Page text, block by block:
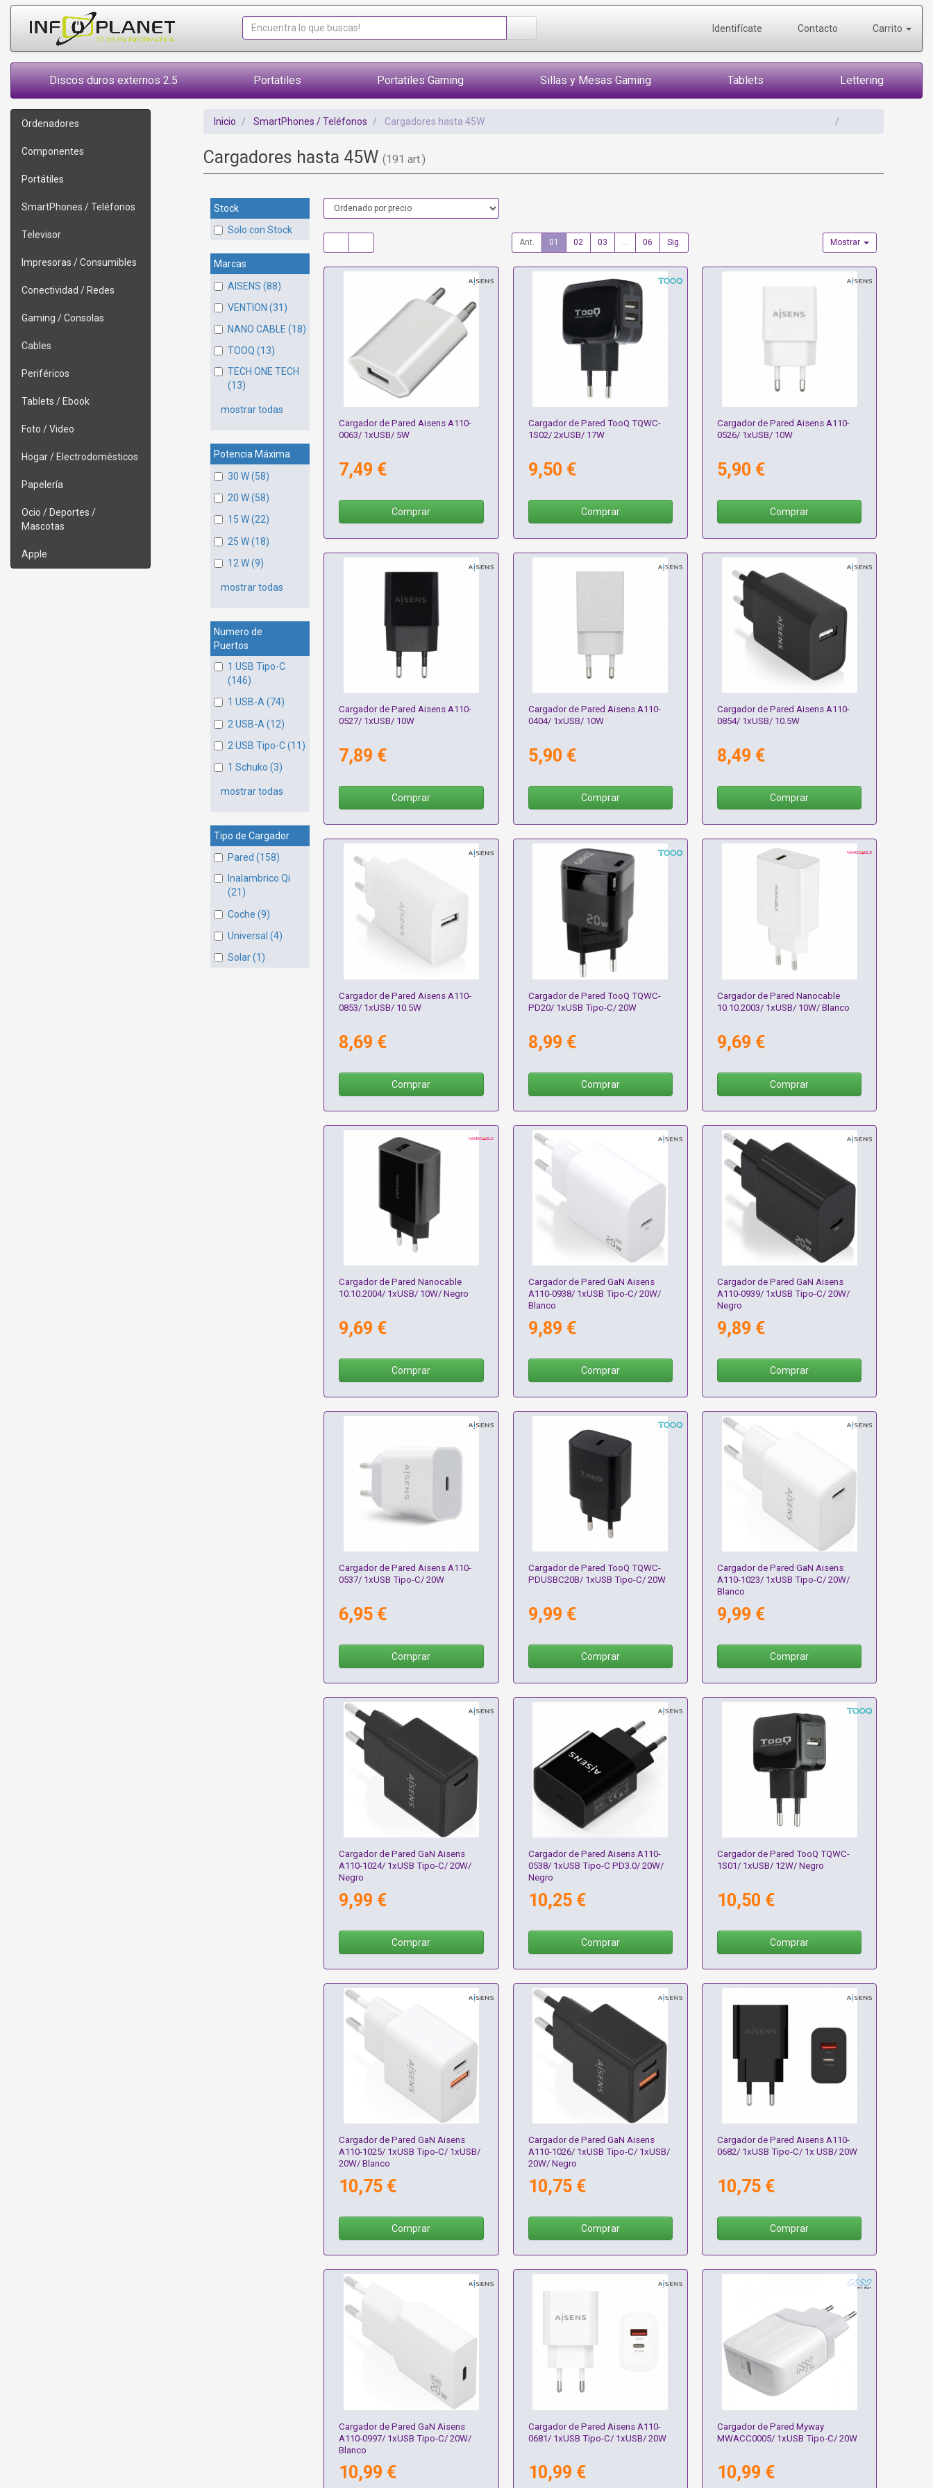
Identifícate Contacto Carrito
Discos duros externos 2.5 Portatiles Portatiles Gaming Sillas y Mesas Gaming Tablets Lettering
Ordenadores
Componentes
Portátiles
SmartPhones / Teléfonos
Televisor
Impresoras / Consumibles
Conectividad / Redes
Gaming / Consolas
Cables
Periféricos
Tablets / Ebook
Foto / Video
Hogar / Electrodomésticos
Papelería
Ocio / Deportes /
Mascotas
Apple
Inicio SmartPhones / Teléfonos Cargadores hasta 45W
Cargadores hasta 45W (191 art.)
Stock
Solo con Stock
Marcas
AISENS (88)
VENTION (31)
NANO CABLE (18)
TOOQ (13)
TECH ONE TECH
(13)
mostrar todas
Potencia Máxima
30 W (58)
20 W (58)
15 W (22)
25 W (18)
12 W (9)
mostrar todas
Numero de
Puertos
1 USB Tipo-C
(146)
1 USB-A (74)
2 USB-A (12)
2 USB Tipo-C (11)
1 Schuko (3)
mostrar todas
Tipo de Cargador
Pared (158)
Inalambrico Qi
(21)
Coche (9)
Universal (4)
Solar (1)
Ant. 01 02 03 ... 06 Sig. Mostrar
Cargador de Pared Aisens A110-
0063/ 1xUSB/ 5W
7,49 €
Comprar
Cargador de Pared TooQ TQWC-
1S02/ 2xUSB/ 17W
9,50 €
Comprar
Cargador de Pared Aisens A110-
0526/ 1xUSB/ 10W
5,90 €
Comprar
Cargador de Pared Aisens A110-
0527/ 1xUSB/ 10W
7,89 €
Comprar
Cargador de Pared Aisens A110-
0404/ 1xUSB/ 10W
5,90 €
Comprar
Cargador de Pared Aisens A110-
0854/ 1xUSB/ 10.5W
8,49 €
Comprar
Cargador de Pared Aisens A110-
0853/ 1xUSB/ 10.5W
8,69 €
Comprar
Cargador de Pared TooQ TQWC-
PD20/ 1xUSB Tipo-C/ 20W
8,99 €
Comprar
Cargador de Pared Nanocable
10.10.2003/ 1xUSB/ 10W/ Blanco
9,69 €
Comprar
Cargador de Pared Nanocable
10.10.2004/ 1xUSB/ 10W/ Negro
9,69 €
Comprar
Cargador de Pared GaN Aisens
A110-0938/ 1xUSB Tipo-C/ 20W/
Blanco
9,89 €
Comprar
Cargador de Pared GaN Aisens
A110-0939/ 1xUSB Tipo-C/ 20W/
Negro
9,89 €
Comprar
Cargador de Pared Aisens A110-
0537/ 1xUSB Tipo-C/ 20W
6,95 €
Comprar
Cargador de Pared TooQ TQWC-
PDUSBC20B/ 1xUSB Tipo-C/ 20W
9,99 €
Comprar
Cargador de Pared GaN Aisens
A110-1023/ 1xUSB Tipo-C/ 20W/
Blanco
9,99 €
Comprar
Cargador de Pared GaN Aisens
A110-1024/ 1xUSB Tipo-C/ 20W/
Negro
9,99 €
Comprar
Cargador de Pared Aisens A110-
0538/ 1xUSB Tipo-C PD3.0/ 20W/
Negro
10,25 €
Comprar
Cargador de Pared TooQ TQWC-
1S01/ 1xUSB/ 12W/ Negro
10,50 €
Comprar
Cargador de Pared GaN Aisens
A110-1025/ 1xUSB Tipo-C/ 1xUSB/
20W/ Blanco
10,75 €
Comprar
Cargador de Pared GaN Aisens
A110-1026/ 1xUSB Tipo-C/ 1xUSB/
20W/ Negro
10,75 €
Comprar
Cargador de Pared Aisens A110-
0682/ 1xUSB Tipo-C/ 1x USB/ 20W
10,75 €
Comprar
Cargador de Pared GaN Aisens
A110-0997/ 1xUSB Tipo-C/ 20W/
Blanco
10,99 €
Cargador de Pared Aisens A110-
0681/ 1xUSB Tipo-C/ 1xUSB/ 20W
10,99 €
Cargador de Pared Myway
MWACC0005/ 1xUSB Tipo-C/ 20W
10,99 €